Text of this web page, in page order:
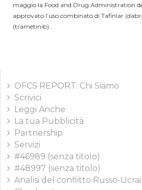
maggio la Food and Drug Administration
approvato l’uso combinato di Tafinlar
(trametinib)...
OFCS REPORT: Chi Siamo
Scrivici
Leggi Anche
La tua Pubblicità
Partnership
Servizi
#46989 (senza titolo)
#48997 (senza titolo)
Analisi del conflitto Russo-